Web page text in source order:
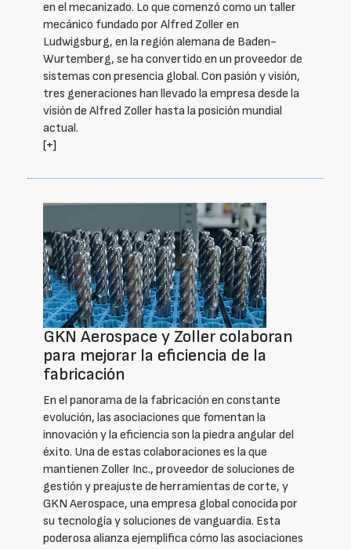
en el mecanizado. Lo que comenzó como un taller
mecánico fundado por Alfred Zoller en
Ludwigsburg, en la región alemana de Baden-
Wurtemberg, se ha convertido en un proveedor de
sistemas con presencia global. Con pasión y visión,
tres generaciones han llevado la empresa desde la
visión de Alfred Zoller hasta la posición mundial
actual.
[+]
GKN Aerospace y Zoller colaboran
para mejorar la eficiencia de la
fabricación
En el panorama de la fabricación en constante
evolución, las asociaciones que fomentan la
innovación y la eficiencia son la piedra angular del
éxito. Una de estas colaboraciones es la que
mantienen Zoller Inc., proveedor de soluciones de
gestión y preajuste de herramientas de corte, y
GKN Aerospace, una empresa global conocida por
su tecnología y soluciones de vanguardia. Esta
poderosa alianza ejemplifica cómo las asociaciones